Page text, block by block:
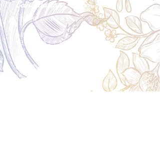
Cancellation キャンセルについて
＜配送費＞ 全額返金。
​◎通常商品
5日前の18時まで全額返金。4日目以降〜2日前の18
時まで50%返金。前日は返金不可。
◎大型商品・オーダー商品
10日前〜5日前にかけ資材発注をする為、状況に応
じて返金額が変動します。10日前以降のキャンセル
の場合はお電話で頂きたく存じます。 制作スタート